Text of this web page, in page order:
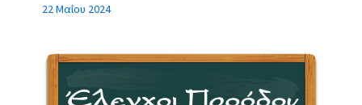
22 Μαΐου 2024